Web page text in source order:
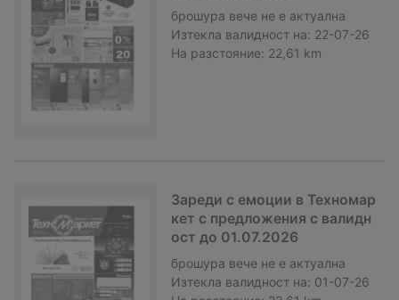
брошура вече не е актуална
Изтекла валидност на: 22-07-26
На разстояние: 22,61 km
Зареди с емоции в Техномар
кет с предложения с валидн
ост до 01.07.2026
брошура вече не е актуална
Изтекла валидност на: 01-07-26